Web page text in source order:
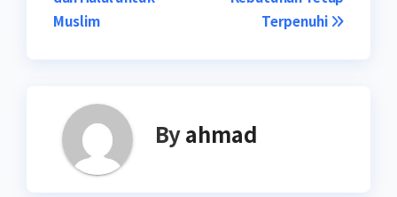
Terpenuhi
Muslim
Byahmad